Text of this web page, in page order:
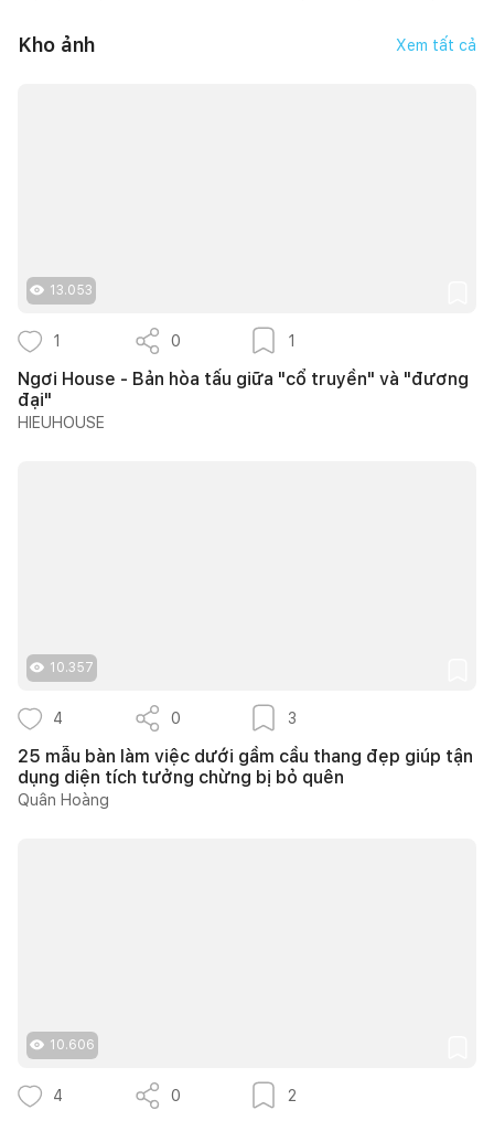
Kho ảnh Xem tất cả
13.053
1 0 1
Ngơi House - Bản hòa tấu giữa "cổ truyền" và "đương
đại"
HIEUHOUSE
10.357
4 0 3
25 mẫu bàn làm việc dưới gầm cầu thang đẹp giúp tận
dụng diện tích tưởng chừng bị bỏ quên
Quân Hoàng
10.606
4 0 2